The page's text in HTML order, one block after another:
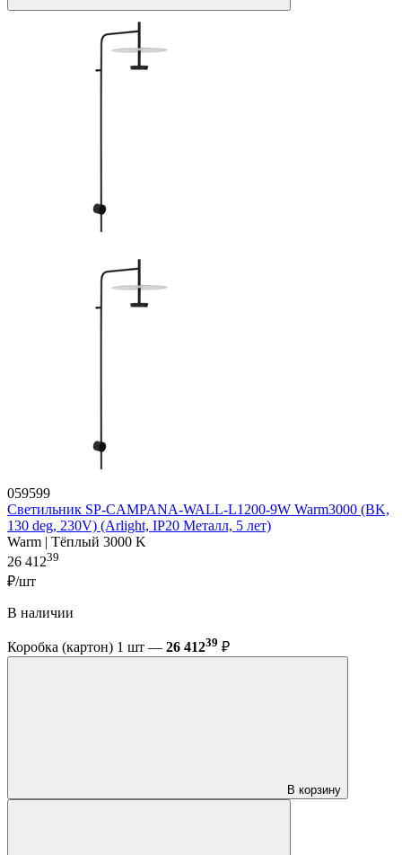
059599
Светильник SP-CAMPANA-WALL-L1200-9W Warm3000 (BK,
130 deg, 230V) (Arlight, IP20 Металл, 5 лет)
Warm | Тёплый 3000 K
26 41239
₽/шт
В наличии
Коробка (картон) 1 шт — 26 41239 ₽
В корзину